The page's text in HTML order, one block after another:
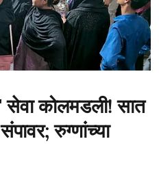
कोलमडली! सात
रुग्णांच्या